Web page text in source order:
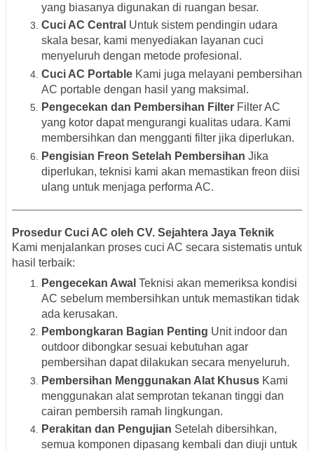
yang biasanya digunakan di ruangan besar.
Cuci AC Central Untuk sistem pendingin udara
skala besar, kami menyediakan layanan cuci
menyeluruh dengan metode profesional.
Cuci AC Portable Kami juga melayani pembersihan
AC portable dengan hasil yang maksimal.
Pengecekan dan Pembersihan Filter Filter AC
yang kotor dapat mengurangi kualitas udara. Kami
membersihkan dan mengganti filter jika diperlukan.
Pengisian Freon Setelah Pembersihan Jika
diperlukan, teknisi kami akan memastikan freon diisi
ulang untuk menjaga performa AC.
Prosedur Cuci AC oleh CV. Sejahtera Jaya Teknik
Kami menjalankan proses cuci AC secara sistematis untuk
hasil terbaik:
Pengecekan Awal Teknisi akan memeriksa kondisi
AC sebelum membersihkan untuk memastikan tidak
ada kerusakan.
Pembongkaran Bagian Penting Unit indoor dan
outdoor dibongkar sesuai kebutuhan agar
pembersihan dapat dilakukan secara menyeluruh.
Pembersihan Menggunakan Alat Khusus Kami
menggunakan alat semprotan tekanan tinggi dan
cairan pembersih ramah lingkungan.
Perakitan dan Pengujian Setelah dibersihkan,
semua komponen dipasang kembali dan diuji untuk